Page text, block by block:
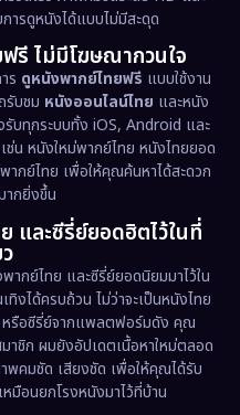
(17)
(61)
(218)
(36)
(363)
(326)
(9)
(57)
รดูหนังได้แบบไม่มีสะดุด
รี ไม่มีโฆษณากวนใจ
ร ดูหนังพากย์ไทยฟรี แบบใช้งาน
รับชม หนังออนไลน์ไทย และหนัง
บทุกระบบทั้ง iOS, Android และ
น หนังใหม่พากย์ไทย หนังไทยยอด
กย์ไทย เพื่อให้คุณค้นหาได้สะดวก
ากยิ่งขึ้น
และซีรี่ย์ยอดฮิตไว้ในที่
ากย์ไทย และซีรี่ย์ยอดนิยมมาไว้ใน
ทิงได้ครบถ้วน ไม่ว่าจะเป็นหนังไทย
รือซีรี่ย์จากแพลตฟอร์มดัง คุณ
าชิก ผมยังอัปเดตเนื้อหาใหม่ตลอด
พคมชัด เสียงชัด เพื่อให้คุณได้รับ
มือนยกโรงหนังมาไว้ที่บ้าน